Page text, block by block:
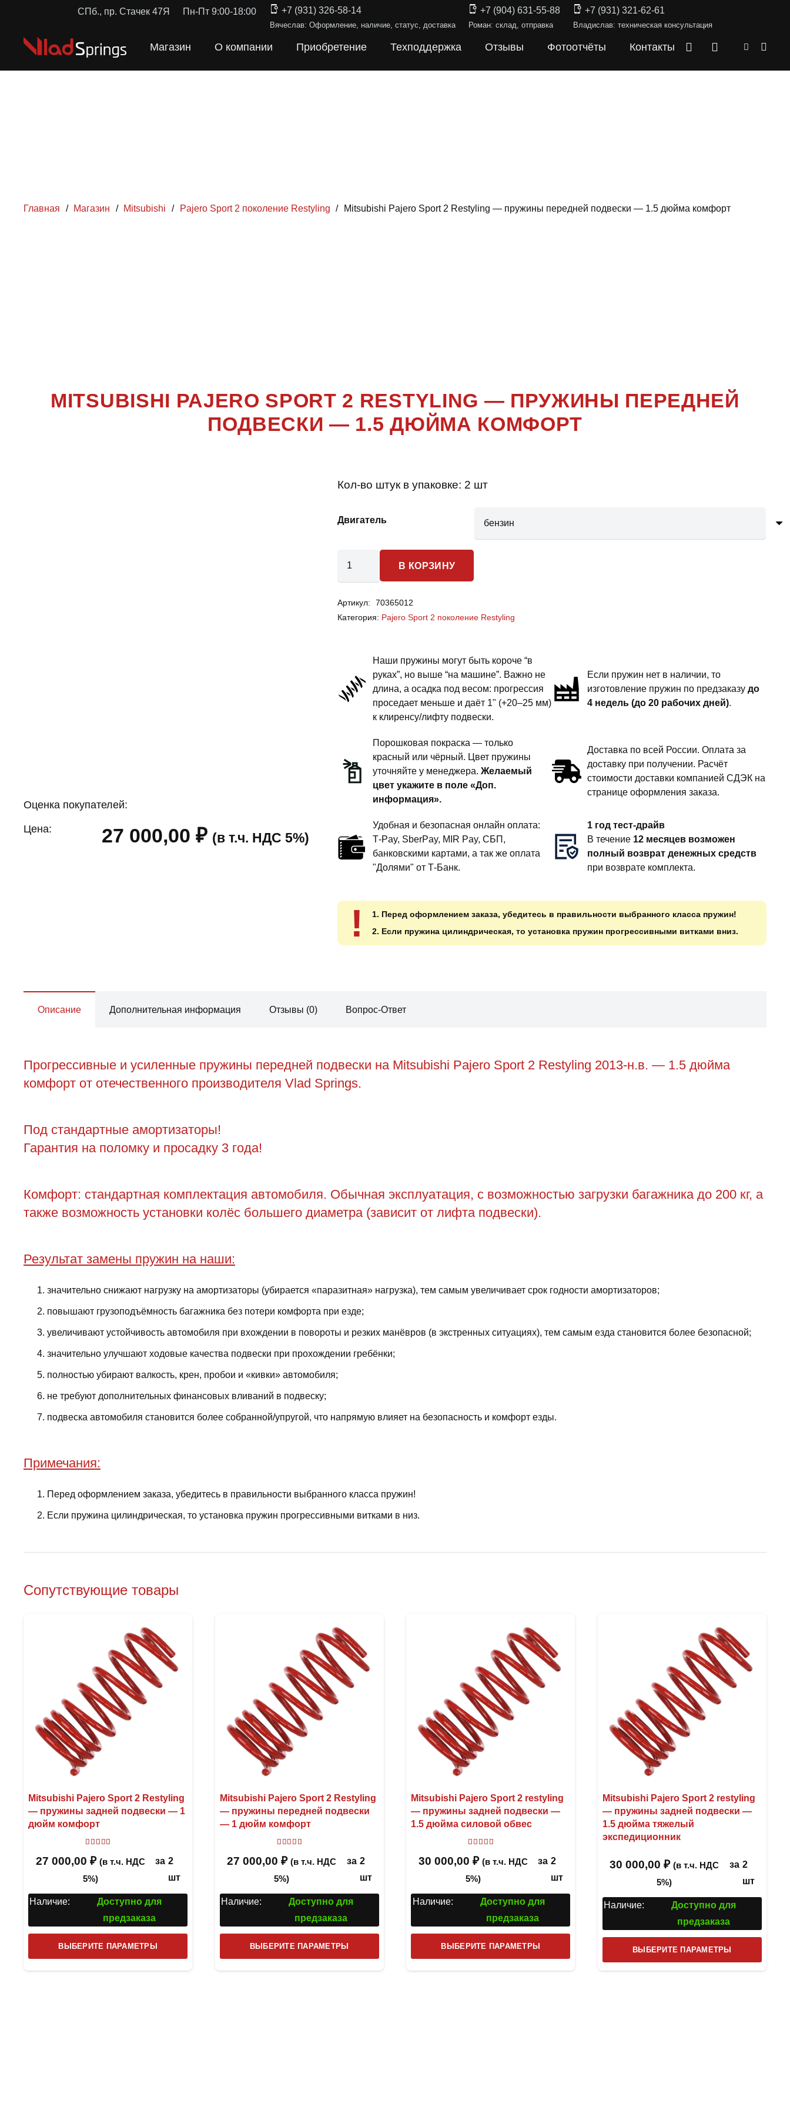
СПб., пр. Стачек 47Я Пн-Пт 9:00-18:00 +7 (931) 326-58-14
Вячеслав: Оформление, наличие, статус, доставка
+7 (904) 631-55-88
Роман: склад, отправка
+7 (931) 321-62-61
Владислав: техническая консультация
Магазин О компании Приобретение Техподдержка Отзывы Фотоотчёты Контакты
Главная / Магазин / Mitsubishi / Pajero Sport 2 поколение Restyling / Mitsubishi Pajero Sport 2 Restyling — пружины передней подвески — 1.5 дюйма комфорт
RESTYLING
MITSUBISHI PAJERO SPORT 2 RESTYLING — ПРУЖИНЫ ПЕРЕДНЕЙ
ПОДВЕСКИ — 1.5 ДЮЙМА КОМФОРТ
Оценка покупателей:
Цена: 27 000,00₽ (в т.ч. НДС 5%)
Кол-во штук в упаковке: 2 шт
Двигатель
Pajero
Sport
Restyling
пружины
передней
подвески
дюйма
комфорт
В КОРЗИНУ
Артикул:
70365012
Категория: Pajero Sport 2 поколение Restyling
Наши пружины могут быть короче “в
руках”, но выше “на машине”. Важно не
длина, а осадка под весом: прогрессия
проседает меньше и даёт 1" (+20–25 мм)
к клиренсу/лифту подвески.
Если пружин нет в наличии, то
изготовление пружин по предзаказудо
4 недель (до 20 рабочих дней).
Порошковая покраска — только
красный или чёрный. Цвет пружины
уточняйте у менеджера.Желаемый
цвет укажите в поле «Доп.
информация».
Доставка по всей России. Оплата за
доставку при получении. Расчёт
стоимости доставки компанией СДЭК на
странице оформления заказа.
Удобная и безопасная онлайн оплата:
T‑Pay, SberPay, MIR Pay, СБП,
банковскими картами, а так же оплата
"Долями" от Т-Банк.
1 год тест-драйв
В течение 12 месяцев возможен
полный возврат денежных средств
при возврате комплекта.
!
1. Перед оформлением заказа, убедитесь в правильности выбранного класса пружин!
2. Если пружина цилиндрическая, то установка пружин прогрессивными витками вниз.
Описание Дополнительная информация Отзывы (0) Вопрос-Ответ
Прогрессивные и усиленные пружины передней подвески на Mitsubishi Pajero Sport 2 Restyling 2013-н.в. — 1.5 дюйма
комфорт от отечественного производителя Vlad Springs.
Под стандартные амортизаторы!
Гарантия на поломку и просадку 3 года!
Комфорт: стандартная комплектация автомобиля. Обычная эксплуатация, с возможностью загрузки багажника до 200 кг, а
также возможность установки колёс большего диаметра (зависит от лифта подвески).
Результат замены пружин на наши:
значительно снижают нагрузку на амортизаторы (убирается «паразитная» нагрузка), тем самым увеличивает срок годности амортизаторов;
повышают грузоподъёмность багажника без потери комфорта при езде;
увеличивают устойчивость автомобиля при вхождении в повороты и резких манёвров (в экстренных ситуациях), тем самым езда становится более безопасной;
значительно улучшают ходовые качества подвески при прохождении гребёнки;
полностью убирают валкость, крен, пробои и «кивки» автомобиля;
не требуют дополнительных финансовых вливаний в подвеску;
подвеска автомобиля становится более собранной/упругой, что напрямую влияет на безопасность и комфорт езды.
Примечания:
Перед оформлением заказа, убедитесь в правильности выбранного класса пружин!
Если пружина цилиндрическая, то установка пружин прогрессивными витками в низ.
Сопутствующие товары
Mitsubishi Pajero Sport 2 Restyling
— пружины задней подвески — 1
дюйм комфорт
27 000,00 ₽ (в т.ч. НДС
5%)
за 2
шт
Наличие:
Доступно для
предзаказа
ВЫБЕРИТЕ ПАРАМЕТРЫ
товар
имеет
Mitsubishi Pajero Sport 2 Restyling
— пружины передней подвески
— 1 дюйм комфорт
27 000,00₽ (в т.ч. НДС
5%)
за 2
шт
Наличие:
Доступно для
предзаказа
ВЫБЕРИТЕ ПАРАМЕТРЫ
товар
имеет
Mitsubishi Pajero Sport 2 restyling
— пружины задней подвески —
1.5 дюйма силовой обвес
30 000,00 ₽ (в т.ч. НДС
5%)
за 2
шт
Наличие:
Доступно для
предзаказа
ВЫБЕРИТЕ ПАРАМЕТРЫ
товар
имеет
Mitsubishi Pajero Sport 2 restyling
— пружины задней подвески —
1.5 дюйма тяжелый
экспедиционник
30 000,00₽ (в т.ч. НДС
5%)
за 2
шт
Наличие:
Доступно для
предзаказа
ВЫБЕРИТЕ ПАРАМЕТРЫ
товар